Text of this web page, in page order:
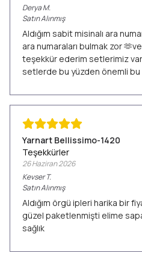
DeryaM.
Satın Alınmış
Aldığım sabit misinalı ara
ara numaraları bulmak zor
teşekkür ederim setlerimiz
setlerde bu yüzden önemli
Yarnart Bellissimo-1420
Teşekkürler
26 Haziran 2026
Kevser T.
Satın Alınmış
Aldığım örgü ipleri harika bir
güzel paketlenmişti elime
sağlık